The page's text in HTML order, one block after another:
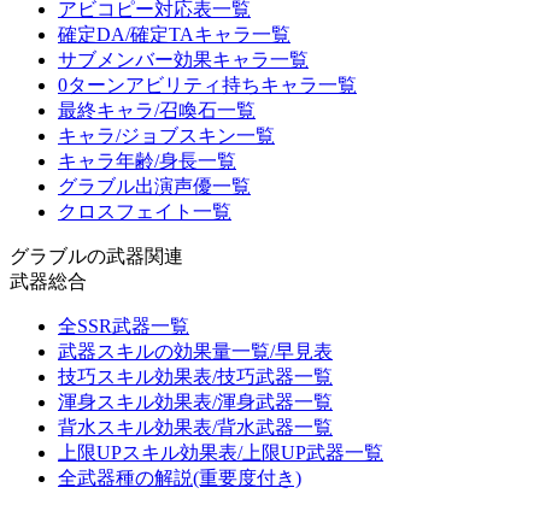
アビコピー対応表一覧
確定DA/確定TAキャラ一覧
サブメンバー効果キャラ一覧
0ターンアビリティ持ちキャラ一覧
最終キャラ/召喚石一覧
キャラ/ジョブスキン一覧
キャラ年齢/身長一覧
グラブル出演声優一覧
クロスフェイト一覧
グラブルの武器関連
武器総合
全SSR武器一覧
武器スキルの効果量一覧/早見表
技巧スキル効果表/技巧武器一覧
渾身スキル効果表/渾身武器一覧
背水スキル効果表/背水武器一覧
上限UPスキル効果表/上限UP武器一覧
全武器種の解説(重要度付き)